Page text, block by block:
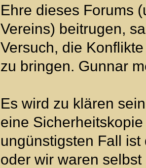
Ehre dieses Forums
Vereins) beitrugen,
Versuch, die
zu bringen. Gunnar
Es wird zu klären
eine
ungünstigsten Fall
oder wir waren